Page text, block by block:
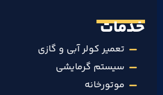
خدمات
تعمیر کولر آبی و گازی
سیستم گرمایشی
موتورخانه